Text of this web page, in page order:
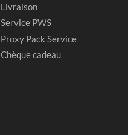
Livraison
Service PWS
Proxy Pack Service
Chèque cadeau